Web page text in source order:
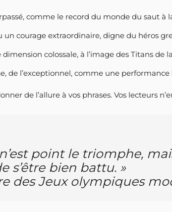
comme le record du monde du saut à
courage extraordinaire, digne du héros
dimension colossale, à l’image des Titans de
de l’exceptionnel, comme une
de l’allure à vos phrases. Vos lecteurs
point le triomphe,
s’être bien battu. »
des Jeux olympiques